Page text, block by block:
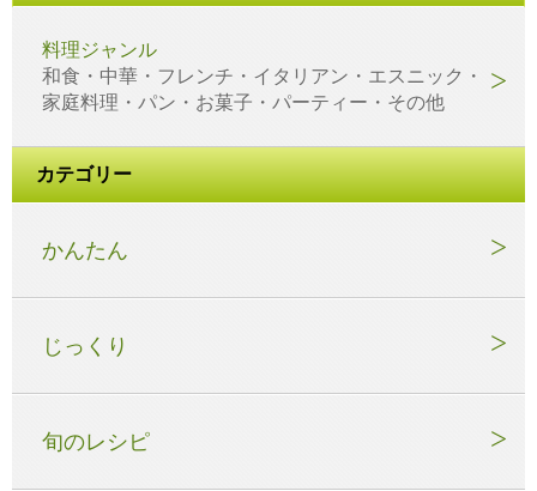
料理ジャンル
和食・中華・フレンチ・イタリアン・エスニック・
家庭料理・パン・お菓子・パーティー・その他
カテゴリー
かんたん
じっくり
旬のレシピ